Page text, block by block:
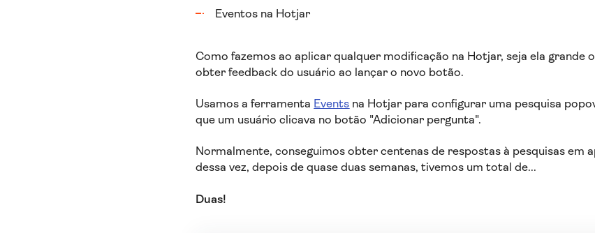
Eventos na Hotjar
Como fazemos ao aplicar qualquer modificação na Hotjar, seja ela grande
obter feedback do usuário ao lançar o novo botão.
Usamos a ferramenta Events na Hotjar para configurar uma pesquisa
que um usuário clicava no botão "Adicionar pergunta".
Normalmente, conseguimos obter centenas de respostas à pesquisas em
dessa vez, depois de quase duas semanas, tivemos um total de...
Duas!